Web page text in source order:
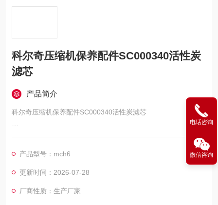
科尔奇压缩机保养配件SC000340活性炭
滤芯
产品简介
科尔奇压缩机保养配件SC000340活性炭滤芯
MCH6科尔奇充气泵活性炭滤芯
产品型号：mch6
更新时间：2026-07-28
厂商性质：生产厂家
电话咨询
微信咨询